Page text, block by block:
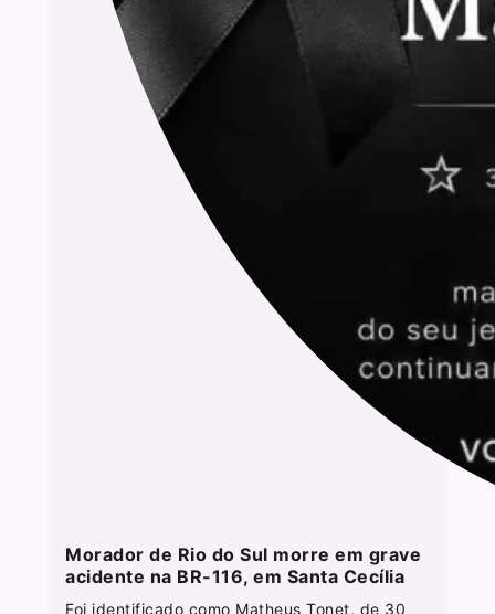
Morador de Rio do Sul morre em grave
acidente na BR-116, em Santa Cecília
Foi identificado como Matheus Tonet, de 30